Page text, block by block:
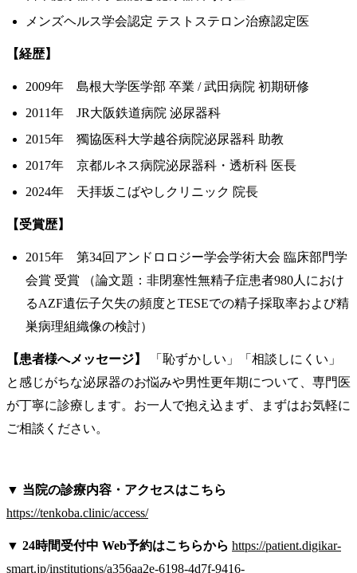
メンズヘルス学会認定 テストステロン治療認定医
【経歴】
2009年 島根大学医学部 卒業 / 武田病院 初期研修
2011年 JR大阪鉄道病院 泌尿器科
2015年 獨協医科大学越谷病院泌尿器科 助教
2017年 京都ルネス病院泌尿器科・透析科 医長
2024年 天拝坂こばやしクリニック 院長
【受賞歴】
2015年 第34回アンドロロジー学会学術大会 臨床部門学
会賞 受賞 （論文題：非閉塞性無精子症患者980人におけ
るAZF遺伝子欠失の頻度とTESEでの精子採取率および精
巣病理組織像の検討）
【患者様へメッセージ】
「恥ずかしい」「相談しにくい」
と感じがちな泌尿器のお悩みや男性更年期について、専門医
が丁寧に診療します。お一人で抱え込まず、まずはお気軽に
ご相談ください。
▼ 当院の診療内容・アクセスはこちら
https://tenkoba.clinic/access/
▼ 24時間受付中 Web予約はこちらから https://patient.digikar-
smart.jp/institutions/a356aa2e-6198-4d7f-9416-